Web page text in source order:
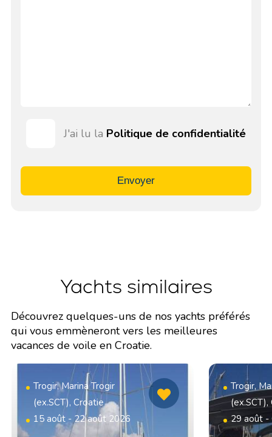
J'ai lu la Politique de confidentialité
Envoyer
Yachts similaires
Découvrez quelques-uns de nos yachts préférés
qui vous emmèneront vers les meilleures
vacances de voile en Croatie.
Trogir, Marina Trogir
(ex.SCT), Croatie
15 août - 22 août 2026
Trogir,
29 août -